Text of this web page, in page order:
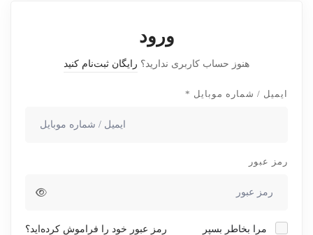
ورود
هنوز حساب کاربری ندارید؟ رایگان ثبت‌نام کنید
ایمیل / شماره موبایل *
رمز عبور
مرا بخاطر بسپر رمز عبور خود را فراموش کرده‌اید؟